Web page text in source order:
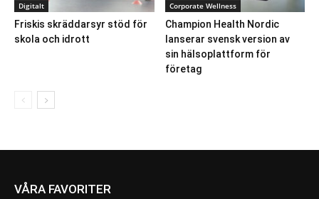
Digitalt
Friskis skräddarsyr stöd för
skola och idrott
Corporate Wellness
Champion Health Nordic
lanserar svensk version av
sin hälsoplattform för
företag
VÅRA FAVORITER